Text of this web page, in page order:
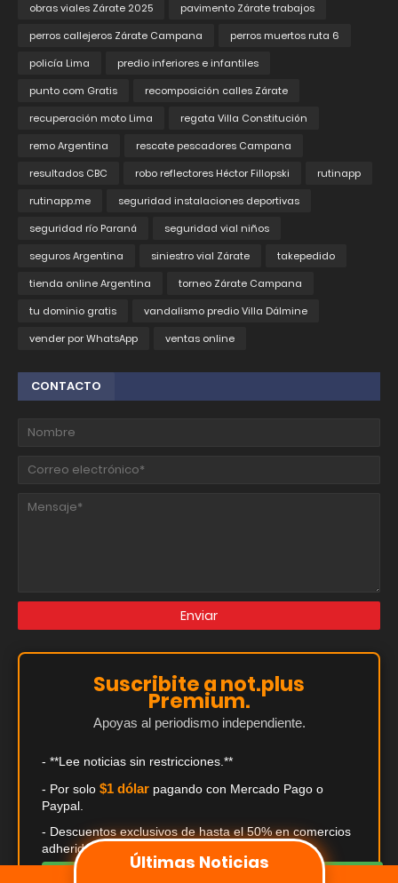
Últimas Noticias
obras viales Zárate 2025
pavimento Zárate trabajos
perros callejeros Zárate Campana
perros muertos ruta 6
policía Lima
predio inferiores e infantiles
punto com Gratis
recomposición calles Zárate
recuperación moto Lima
regata Villa Constitución
remo Argentina
rescate pescadores Campana
resultados CBC
robo reflectores Héctor Fillopski
rutinapp
rutinapp.me
seguridad instalaciones deportivas
seguridad río Paraná
seguridad vial niños
seguros Argentina
siniestro vial Zárate
takepedido
tienda online Argentina
torneo Zárate Campana
tu dominio gratis
vandalismo predio Villa Dálmine
vender por WhatsApp
ventas online
CONTACTO
Suscribite a not.plus
Premium.
Apoyas al periodismo independiente.
- **Lee noticias sin restricciones.**
- Por solo $1 dólar pagando con Mercado Pago o
Paypal.
- Descuentos exclusivos de hasta el 50% en comercios
adheridos.